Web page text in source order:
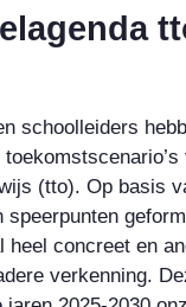
schoolleiders
(tto). Op basis
speerpunten
heel concreet en
verkenning.